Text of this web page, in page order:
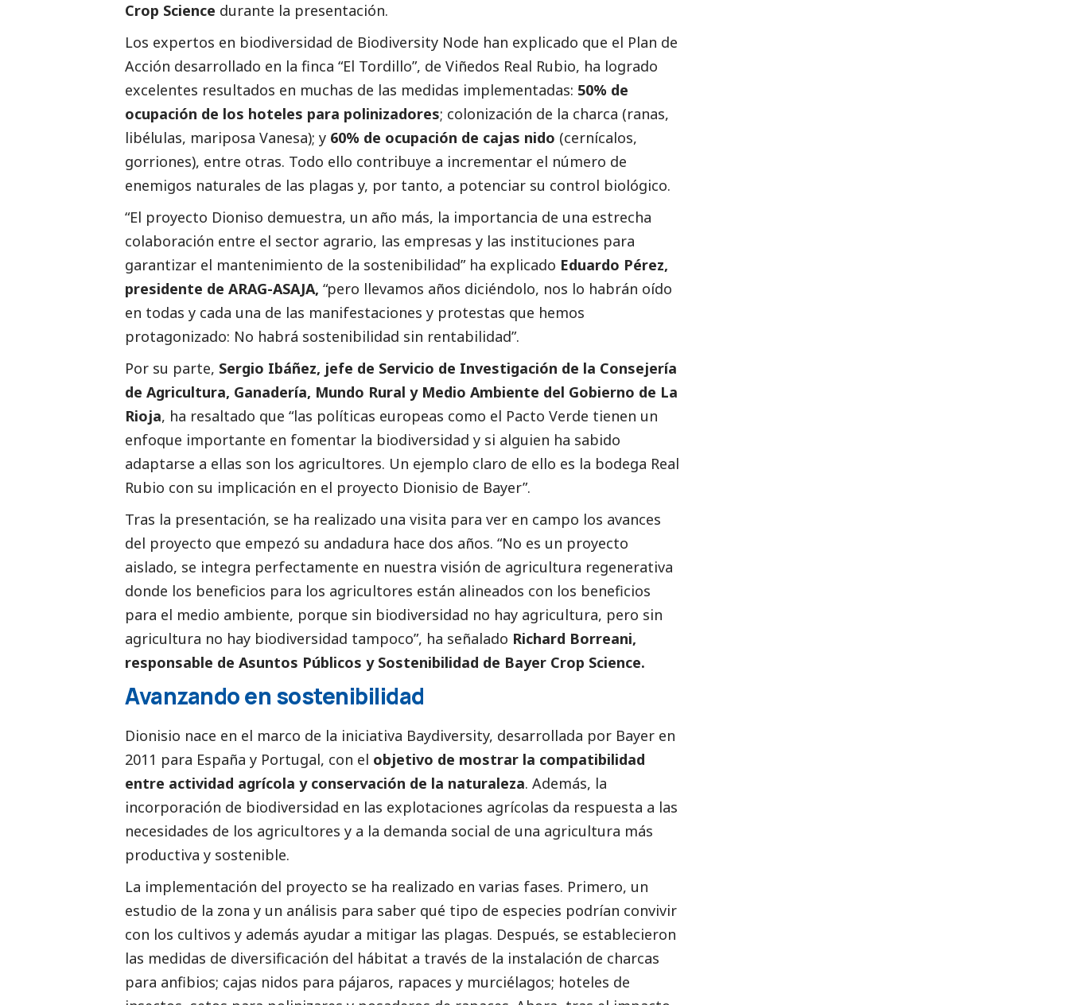
Crop Science durante la presentación.
Los expertos en biodiversidad de Biodiversity Node han explicado que el Plan de
Acción desarrollado en la finca “El Tordillo”, de Viñedos Real Rubio, ha logrado
excelentes resultados en muchas de las medidas implementadas: 50% de
ocupación de los hoteles para polinizadores; colonización de la charca (ranas,
libélulas, mariposa Vanesa); y 60% de ocupación de cajas nido (cernícalos,
gorriones), entre otras. Todo ello contribuye a incrementar el número de
enemigos naturales de las plagas y, por tanto, a potenciar su control biológico.
“El proyecto Dioniso demuestra, un año más, la importancia de una estrecha
colaboración entre el sector agrario, las empresas y las instituciones para
garantizar el mantenimiento de la sostenibilidad” ha explicado Eduardo Pérez,
presidente de ARAG-ASAJA, “pero llevamos años diciéndolo, nos lo habrán oído
en todas y cada una de las manifestaciones y protestas que hemos
protagonizado: No habrá sostenibilidad sin rentabilidad”.
Por su parte, Sergio Ibáñez, jefe de Servicio de Investigación de la Consejería
de Agricultura, Ganadería, Mundo Rural y Medio Ambiente del Gobierno de La
Rioja, ha resaltado que “las políticas europeas como el Pacto Verde tienen un
enfoque importante en fomentar la biodiversidad y si alguien ha sabido
adaptarse a ellas son los agricultores. Un ejemplo claro de ello es la bodega Real
Rubio con su implicación en el proyecto Dionisio de Bayer”.
Tras la presentación, se ha realizado una visita para ver en campo los avances
del proyecto que empezó su andadura hace dos años. “No es un proyecto
aislado, se integra perfectamente en nuestra visión de agricultura regenerativa
donde los beneficios para los agricultores están alineados con los beneficios
para el medio ambiente, porque sin biodiversidad no hay agricultura, pero sin
agricultura no hay biodiversidad tampoco”, ha señalado Richard Borreani,
responsable de Asuntos Públicos y Sostenibilidad de Bayer Crop Science.
Avanzando en sostenibilidad
Dionisio nace en el marco de la iniciativa Baydiversity, desarrollada por Bayer en
2011 para España y Portugal, con el objetivo de mostrar la compatibilidad
entre actividad agrícola y conservación de la naturaleza. Además, la
incorporación de biodiversidad en las explotaciones agrícolas da respuesta a las
necesidades de los agricultores y a la demanda social de una agricultura más
productiva y sostenible.
La implementación del proyecto se ha realizado en varias fases. Primero, un
estudio de la zona y un análisis para saber qué tipo de especies podrían convivir
con los cultivos y además ayudar a mitigar las plagas. Después, se establecieron
las medidas de diversificación del hábitat a través de la instalación de charcas
para anfibios; cajas nidos para pájaros, rapaces y murciélagos; hoteles de